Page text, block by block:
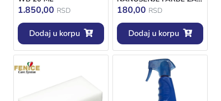
1.850,00 RSD
Dodaj u korpu
RETUŠIRANJE
180,00 RSD
Dodaj u korpu